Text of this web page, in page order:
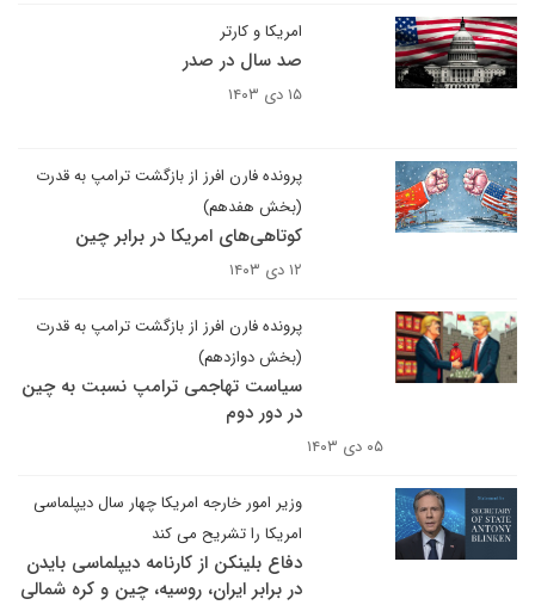
امریکا و کارتر
صد سال در صدر
۱۵ دی ۱۴۰۳
پرونده فارن افرز از بازگشت ترامپ به قدرت
(بخش هفدهم)
کوتاهی‌های امریکا در برابر چین
۱۲ دی ۱۴۰۳
پرونده فارن افرز از بازگشت ترامپ به قدرت
(بخش دوازدهم)
سیاست تهاجمی ترامپ نسبت به چین
در دور دوم
۰۵ دی ۱۴۰۳
وزیر امور خارجه امریکا چهار سال دیپلماسی
امریکا را تشریح می کند
دفاع بلینکن از کارنامه دیپلماسی بایدن
در برابر ایران، روسیه، چین و کره شمالی